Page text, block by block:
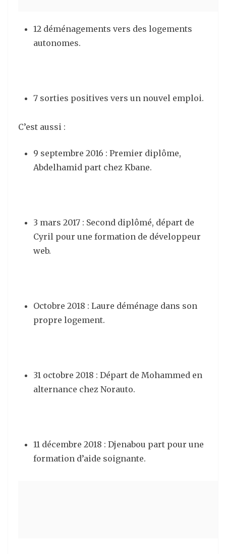
12 déménagements vers des logements
autonomes.
7 sorties positives vers un nouvel emploi.
C’est aussi :
9 septembre 2016 : Premier diplôme,
Abdelhamid part chez Kbane.
3 mars 2017 : Second diplômé, départ de
Cyril pour une formation de développeur
web.
Octobre 2018 : Laure déménage dans son
propre logement.
31 octobre 2018 : Départ de Mohammed en
alternance chez Norauto.
11 décembre 2018 : Djenabou part pour une
formation d’aide soignante.